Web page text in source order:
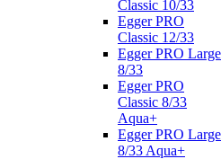
Classic 10/33
Egger PRO
Classic 12/33
Egger PRO Large
8/33
Egger PRO
Classic 8/33
Aqua+
Egger PRO Large
8/33 Aqua+